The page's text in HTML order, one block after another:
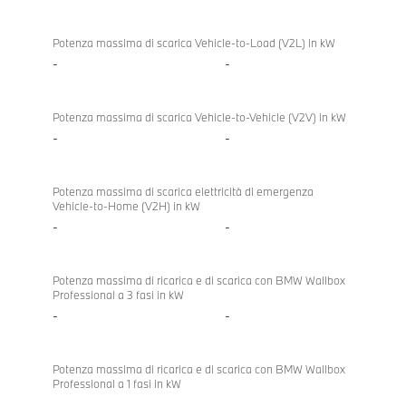
bidirezionale
Competition
M xDrive
Potenza massima di scarica Vehicle-to-Load (V2L) in kW
- -
Potenza massima di scarica Vehicle-to-Vehicle (V2V) in kW
- -
Potenza massima di scarica elettricità di emergenza
Vehicle-to-Home (V2H) in kW
- -
Potenza massima di ricarica e di scarica con BMW Wallbox
Professional a 3 fasi in kW
- -
Potenza massima di ricarica e di scarica con BMW Wallbox
Professional a 1 fasi in kW